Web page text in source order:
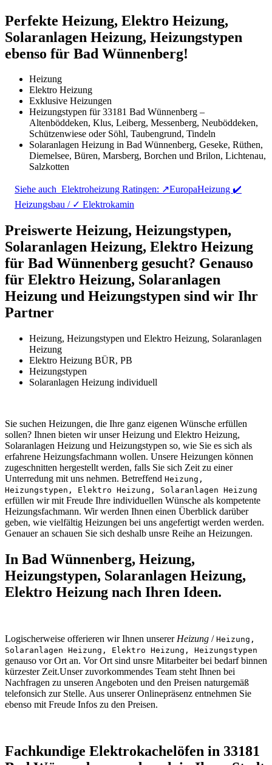
Perfekte Heizung, Elektro Heizung,
Solaranlagen Heizung, Heizungstypen
ebenso für Bad Wünnenberg!
Heizung
Elektro Heizung
Exklusive Heizungen
Heizungstypen für 33181 Bad Wünnenberg –
Altenböddeken, Klus, Leiberg, Messenberg, Neuböddeken,
Schützenwiese oder Söhl, Taubengrund, Tindeln
Solaranlagen Heizung in Bad Wünnenberg, Geseke, Rüthen,
Diemelsee, Büren, Marsberg, Borchen und Brilon, Lichtenau,
Salzkotten
Siehe auch Elektroheizung Ratingen: ↗️EuropaHeizung ✔️
Heizungsbau / ✓ Elektrokamin
Preiswerte Heizung, Heizungstypen,
Solaranlagen Heizung, Elektro Heizung
für Bad Wünnenberg gesucht? Genauso
für Elektro Heizung, Solaranlagen
Heizung und Heizungstypen sind wir Ihr
Partner
Heizung, Heizungstypen und Elektro Heizung, Solaranlagen
Heizung
Elektro Heizung BÜR, PB
Heizungstypen
Solaranlagen Heizung individuell
Sie suchen Heizungen, die Ihre ganz eigenen Wünsche erfüllen
sollen? Ihnen bieten wir unser Heizung und Elektro Heizung,
Solaranlagen Heizung und Heizungstypen so, wie Sie es sich als
erfahrene Heizungsfachmann wollen. Unsere Heizungen können
zugeschnitten hergestellt werden, falls Sie sich Zeit zu einer
Unterredung mit uns nehmen. Betreffend Heizung,
Heizungstypen, Elektro Heizung, Solaranlagen Heizung
erfüllen wir mit Freude Ihre individuellen Wünsche als kompetente
Heizungsfachmann. Wir werden Ihnen einen Überblick darüber
geben, wie vielfältig Heizungen bei uns angefertigt werden werden.
Genauer an schauen Sie sich deshalb unsre Reihe an Heizungen.
In Bad Wünnenberg, Heizung,
Heizungstypen, Solaranlagen Heizung,
Elektro Heizung nach Ihren Ideen.
Logischerweise offerieren wir Ihnen unserer Heizung / Heizung,
Solaranlagen Heizung, Elektro Heizung, Heizungstypen
genauso vor Ort an. Vor Ort sind unsre Mitarbeiter bei bedarf binnen
kürzester Zeit.Unser zuvorkommendes Team steht Ihnen bei
Nachfragen zu unseren Angeboten und den Preisen naturgemäß
telefonsich zur Stelle. Aus unserer Onlinepräsenz entnehmen Sie
ebenso mit Freude Infos zu den Preisen.
Fachkundige Elektrokachelöfen in 33181